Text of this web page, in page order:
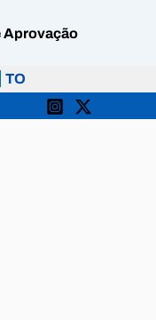
Aprovação
TO